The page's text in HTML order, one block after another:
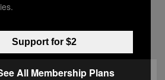
Could Be
Your Brain, New
Support for $2
All Membership Plans